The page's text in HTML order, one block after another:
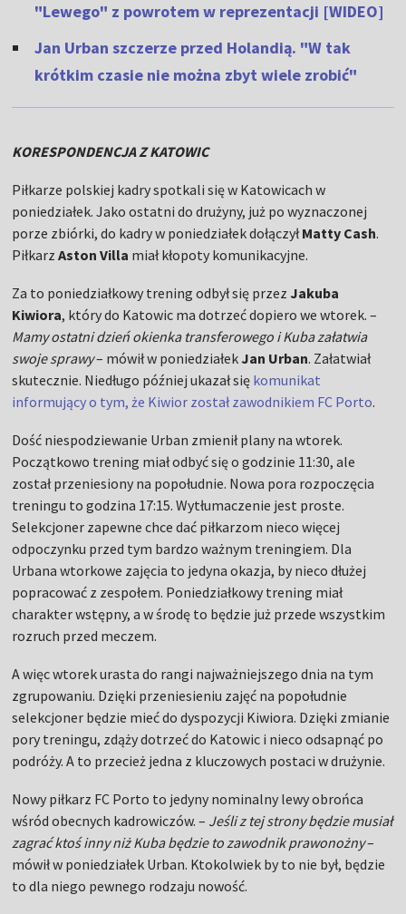
"Lewego" z powrotem w reprezentacji [WIDEO]
Jan Urban szczerze przed Holandią. "W tak
krótkim czasie nie można zbyt wiele zrobić"
KORESPONDENCJA Z KATOWIC
Piłkarze polskiej kadry spotkali się w Katowicach w
poniedziałek. Jako ostatni do drużyny, już po wyznaczonej
porze zbiórki, do kadry w poniedziałek dołączyłMatty Cash.
PiłkarzAston Villa miał kłopoty komunikacyjne.
Za to poniedziałkowy trening odbył się przez Jakuba
Kiwiora, który do Katowic ma dotrzeć dopiero we wtorek. –
Mamy ostatni dzień okienka transferowego i Kuba załatwia
swoje sprawy– mówił w poniedziałek Jan Urban. Załatwiał
skutecznie. Niedługo później ukazał się komunikat
informujący o tym, że Kiwior został zawodnikiem FC Porto.
Dość niespodziewanie Urban zmienił plany na wtorek.
Początkowo trening miał odbyć się o godzinie 11:30, ale
został przeniesiony na popołudnie. Nowa pora rozpoczęcia
treningu to godzina 17:15. Wytłumaczenie jest proste.
Selekcjoner zapewne chce dać piłkarzom nieco więcej
odpoczynku przed tym bardzo ważnym treningiem. Dla
Urbana wtorkowe zajęcia to jedyna okazja, by nieco dłużej
popracować z zespołem. Poniedziałkowy trening miał
charakter wstępny, a w środę to będzie już przede wszystkim
rozruch przed meczem.
A więc wtorek urasta do rangi najważniejszego dnia na tym
zgrupowaniu. Dzięki przeniesieniu zajęć na popołudnie
selekcjoner będzie mieć do dyspozycji Kiwiora. Dzięki zmianie
pory treningu, zdąży dotrzeć do Katowic i nieco odsapnąć po
podróży. A to przecież jedna z kluczowych postaci w drużynie.
Nowy piłkarz FC Porto to jedyny nominalny lewy obrońca
wśród obecnych kadrowiczów. – Jeśli z tej strony będzie musiał
zagrać ktoś inny niż Kuba będzie to zawodnik prawonożny–
mówił w poniedziałek Urban. Ktokolwiek by to nie był, będzie
to dla niego pewnego rodzaju nowość.